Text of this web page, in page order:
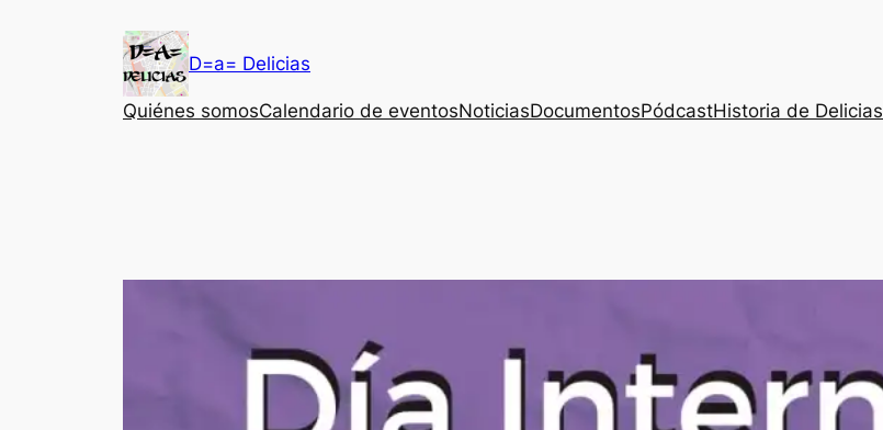
D=a= Delicias
Quiénes somosCalendario de eventosNoticiasDocumentosPódcastHistoria de Delicias